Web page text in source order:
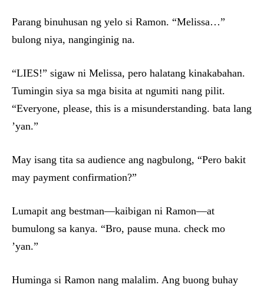
Parang binuhusan ng yelo si Ramon. “Melissa…”
bulong niya, nanginginig na.
“LIES!” sigaw ni Melissa, pero halatang kinakabahan.
Tumingin siya sa mga bisita at ngumiti nang pilit.
“Everyone, please, this is a misunderstanding. bata lang
’yan.”
May isang tita sa audience ang nagbulong, “Pero bakit
may payment confirmation?”
Lumapit ang bestman—kaibigan ni Ramon—at
bumulong sa kanya. “Bro, pause muna. check mo
’yan.”
Huminga si Ramon nang malalim. Ang buong buhay